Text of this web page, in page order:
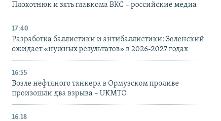
Плохотнюк и зять главкома ВКС – российские медиа
17:40
Разработка баллистики и антибаллистики: Зеленский
ожидает «нужных результатов» в 2026-2027 годах
16:55
Возле нефтяного танкера в Ормузском проливе
произошли два взрыва – UKMTO
16:18